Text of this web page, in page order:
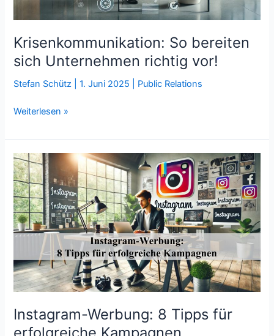
Krisenkommunikation: So bereiten
sich Unternehmen richtig vor!
Stefan Schütz |1. Juni 2025 Public Relations
Krisenkommunikation:
bereiten
sich
Unternehmen
richtig
vor!
Weiterlesen »
Instagram-Werbung: 8 Tipps für